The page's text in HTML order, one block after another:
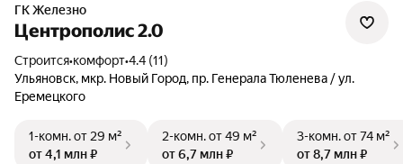
ГК Железно
Центрополис 2.0
Строится•комфорт•4.4 (11)
Ульяновск, мкр. Новый Город, пр. Генерала Тюленева / ул.
Еремецкого
1-комн.от 29 м²
от 4,1 млн ₽
2-комн.от 49 м²
от 6,7 млн ₽
3-комн.от 74 м²
от 8,7 млн ₽